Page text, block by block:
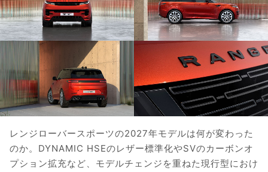
レンジローバースポーツの2027年モデルは何が変わった
のか。DYNAMIC HSEのレザー標準化やSVのカーボンオ
プション拡充など、モデルチェンジを重ねた現行型におけ